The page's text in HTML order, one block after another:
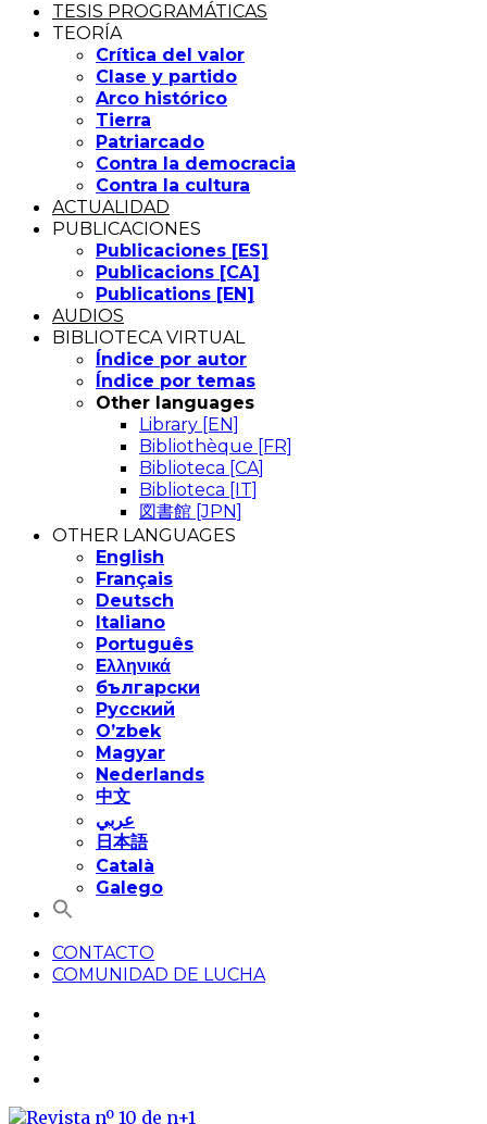
TESIS PROGRAMÁTICAS
TEORÍA
Crítica del valor
Clase y partido
Arco histórico
Tierra
Patriarcado
Contra la democracia
Contra la cultura
ACTUALIDAD
PUBLICACIONES
Publicaciones [ES]
Publicacions [CA]
Publications [EN]
AUDIOS
BIBLIOTECA VIRTUAL
Índice por autor
Índice por temas
Other languages
Library [EN]
Bibliothèque [FR]
Biblioteca [CA]
Biblioteca [IT]
図書館 [JPN]
OTHER LANGUAGES
English
Français
Deutsch
Italiano
Português
Eλληνικά
български
Русский
O’zbek
Magyar
Nederlands
中文
عربي
日本語
Català
Galego
CONTACTO
COMUNIDAD DE LUCHA